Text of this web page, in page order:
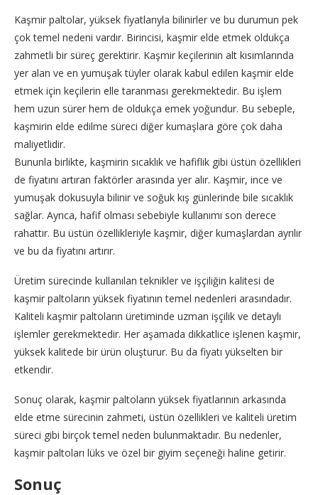
Kaşmir paltolar, yüksek fiyatlarıyla bilinirler ve bu durumun pek
çok temel nedeni vardır. Birincisi, kaşmir elde etmek oldukça
zahmetli bir süreç gerektirir. Kaşmir keçilerinin alt kısımlarında
yer alan ve en yumuşak tüyler olarak kabul edilen kaşmir elde
etmek için keçilerin elle taranması gerekmektedir. Bu işlem
hem uzun sürer hem de oldukça emek yoğundur. Bu sebeple,
kaşmirin elde edilme süreci diğer kumaşlara göre çok daha
maliyetlidir.
Bununla birlikte, kaşmirin sıcaklık ve hafiflik gibi üstün özellikleri
de fiyatını artıran faktörler arasında yer alır. Kaşmir, ince ve
yumuşak dokusuyla bilinir ve soğuk kış günlerinde bile sıcaklık
sağlar. Ayrıca, hafif olması sebebiyle kullanımı son derece
rahattır. Bu üstün özellikleriyle kaşmir, diğer kumaşlardan ayrılır
ve bu da fiyatını artırır.
Üretim sürecinde kullanılan teknikler ve işçiliğin kalitesi de
kaşmir paltoların yüksek fiyatının temel nedenleri arasındadır.
Kaliteli kaşmir paltoların üretiminde uzman işçilik ve detaylı
işlemler gerekmektedir. Her aşamada dikkatlice işlenen kaşmir,
yüksek kalitede bir ürün oluşturur. Bu da fiyatı yükselten bir
etkendir.
Sonuç olarak, kaşmir paltoların yüksek fiyatlarının arkasında
elde etme sürecinin zahmeti, üstün özellikleri ve kaliteli üretim
süreci gibi birçok temel neden bulunmaktadır. Bu nedenler,
kaşmir paltoları lüks ve özel bir giyim seçeneği haline getirir.
Sonuç